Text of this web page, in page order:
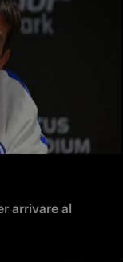
arrivare al